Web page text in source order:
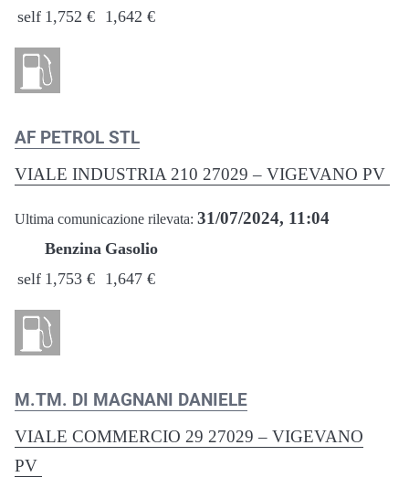
self 1,752 € 1,642 €
AF PETROL STL
VIALE INDUSTRIA 210 27029 – VIGEVANO PV
Ultima comunicazione rilevata: 31/07/2024, 11:04
Benzina Gasolio
self 1,753 € 1,647 €
M.TM. DI MAGNANI DANIELE
VIALE COMMERCIO 29 27029 – VIGEVANO
PV